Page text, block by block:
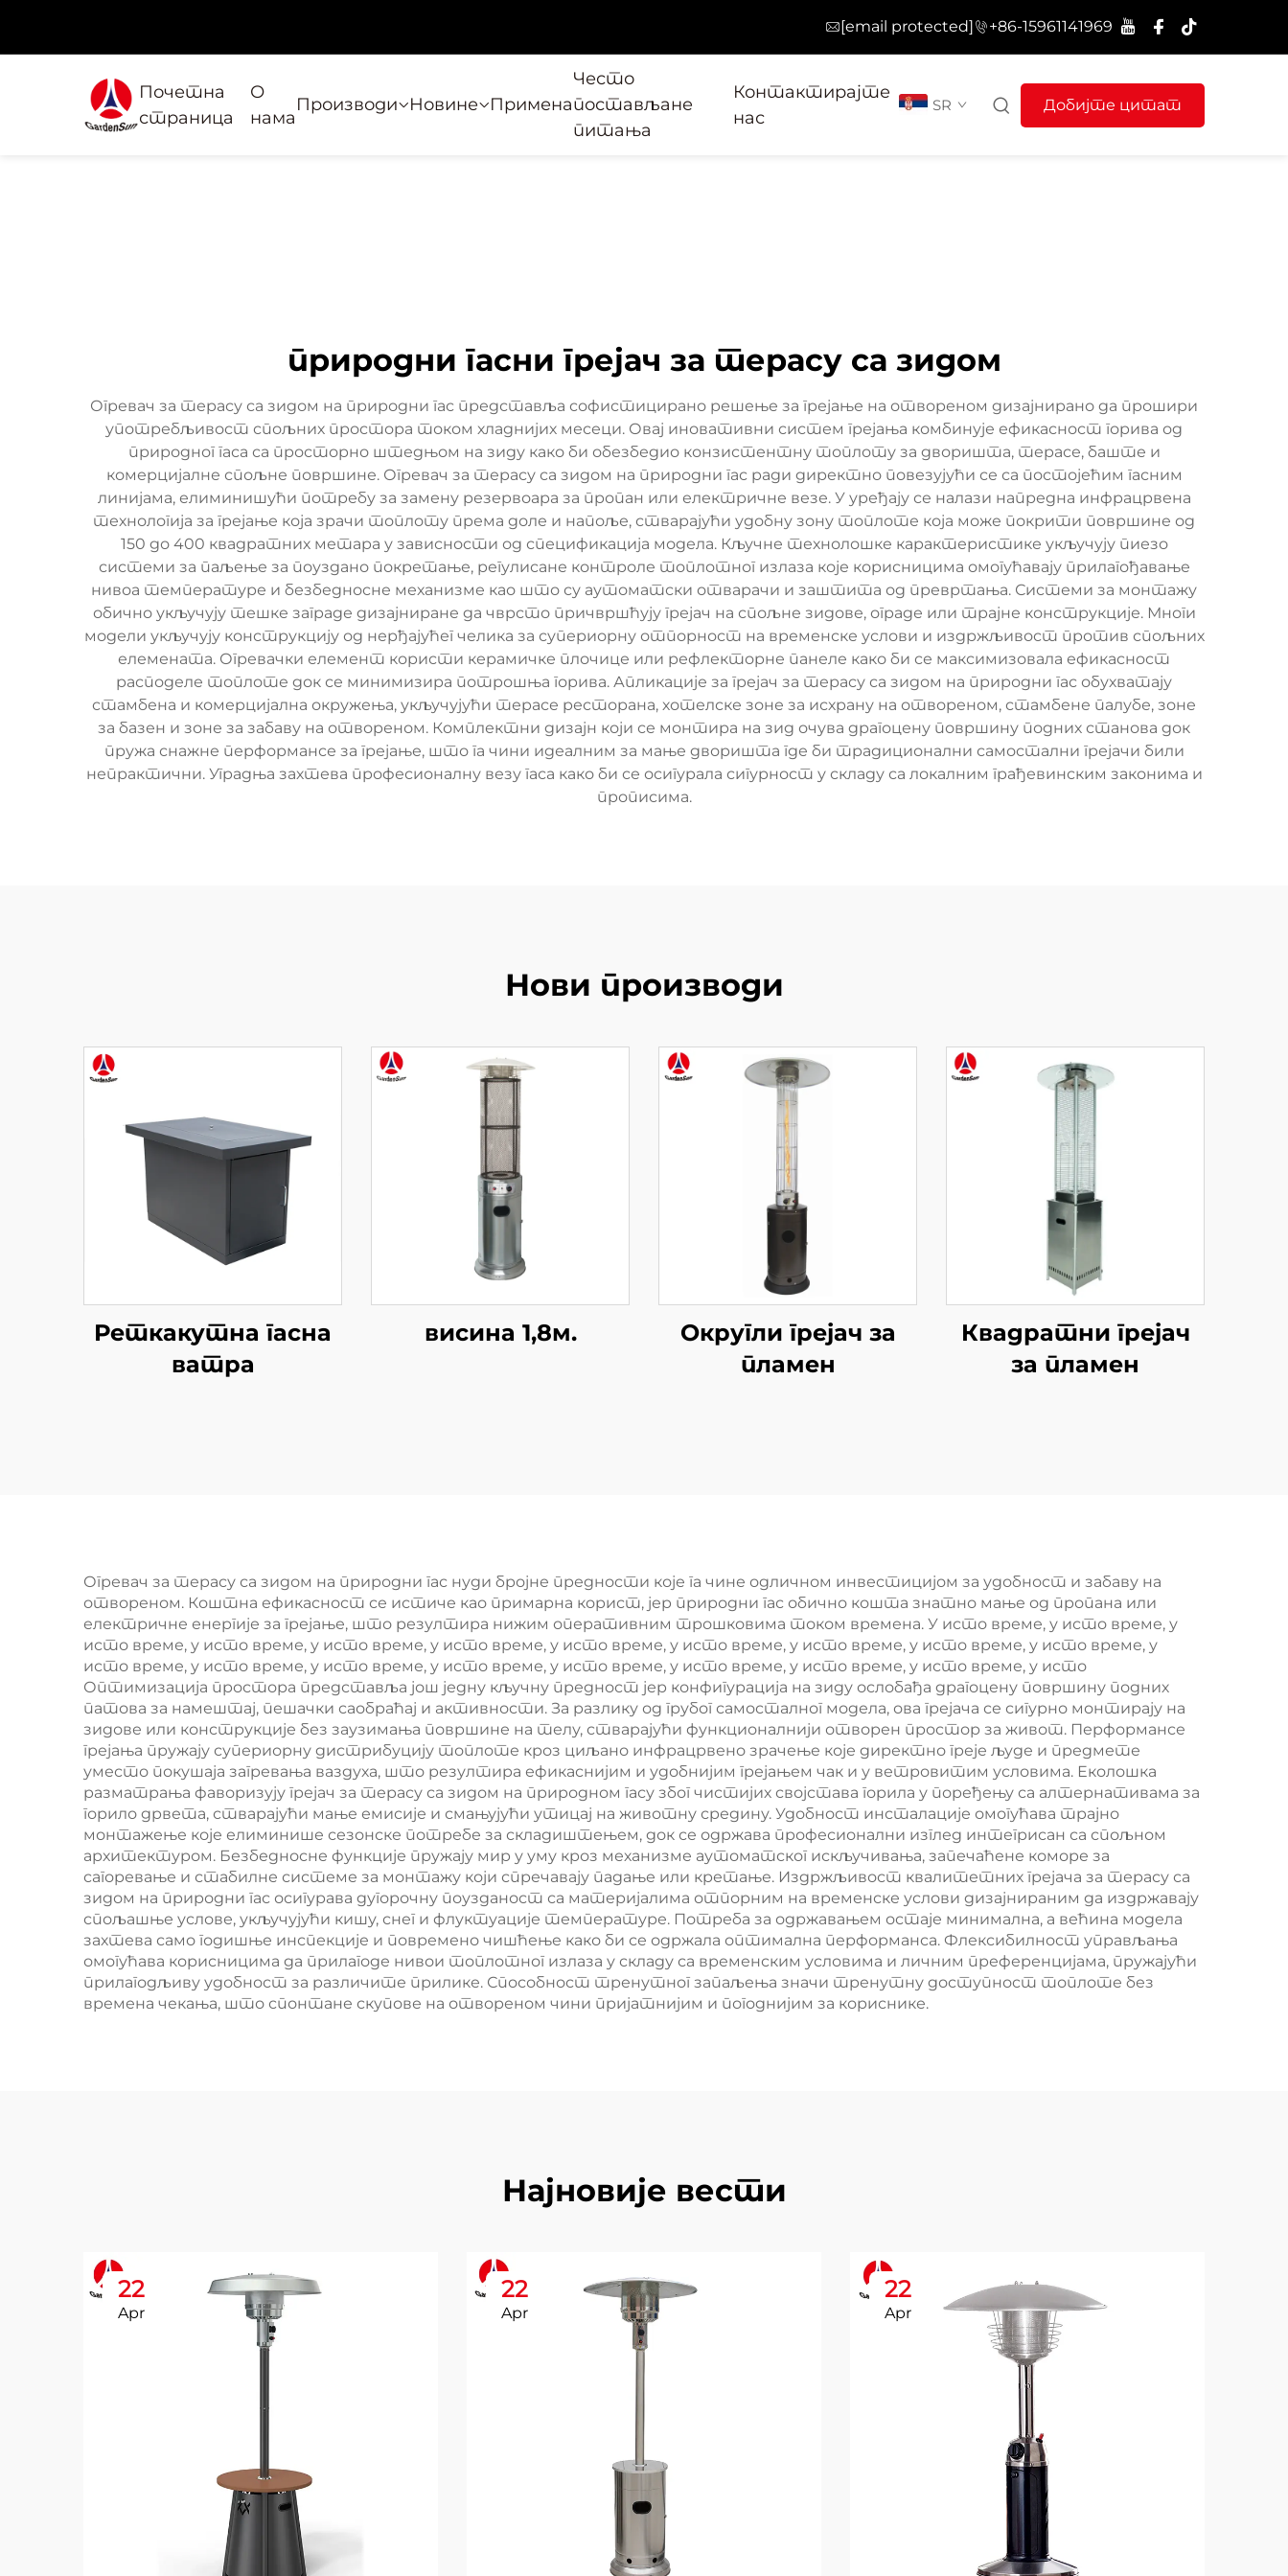
[email protected] +86-15961141969
Почетна
страница
О
нама
Производи Новине Примена
Често
постављане
питања
Контактирајте
нас
SR Добијте цитат
природни гасни грејач за терасу са зидом
Огревач за терасу са зидом на природни гас представља софистицирано решење за грејање на отвореном дизајнирано да прошири
употребљивост спољних простора током хладнијих месеци. Овај иновативни систем грејања комбинује ефикасност горива од
природног гаса са просторно штедњом на зиду како би обезбедио конзистентну топлоту за дворишта, терасе, баште и
комерцијалне спољне површине. Огревач за терасу са зидом на природни гас ради директно повезујући се са постојећим гасним
линијама, елиминишући потребу за замену резервоара за пропан или електричне везе. У уређају се налази напредна инфрацрвена
технологија за грејање која зрачи топлоту према доле и напоље, стварајући удобну зону топлоте која може покрити површине од
150 до 400 квадратних метара у зависности од спецификација модела. Кључне технолошке карактеристике укључују пиезо
системи за паљење за поуздано покретање, регулисане контроле топлотног излаза које корисницима омогућавају прилагођавање
нивоа температуре и безбедносне механизме као што су аутоматски отварачи и заштита од превртања. Системи за монтажу
обично укључују тешке заграде дизајниране да чврсто причвршћују грејач на спољне зидове, ограде или трајне конструкције. Многи
модели укључују конструкцију од нерђајућег челика за супериорну отпорност на временске услови и издржљивост против спољних
елемената. Огревачки елемент користи керамичке плочице или рефлекторне панеле како би се максимизовала ефикасност
расподеле топлоте док се минимизира потрошња горива. Апликације за грејач за терасу са зидом на природни гас обухватају
стамбена и комерцијална окружења, укључујући терасе ресторана, хотелске зоне за исхрану на отвореном, стамбене палубе, зоне
за базен и зоне за забаву на отвореном. Комплектни дизајн који се монтира на зид очува драгоцену површину подних станова док
пружа снажне перформансе за грејање, што га чини идеалним за мање дворишта где би традиционални самостални грејачи били
непрактични. Уградња захтева професионалну везу гаса како би се осигурала сигурност у складу са локалним грађевинским законима и
прописима.
Нови производи
Реткакутна гасна
ватра
висина 1,8м.
Округли грејач за
пламен
Квадратни грејач
за пламен
Огревач за терасу са зидом на природни гас нуди бројне предности које га чине одличном инвестицијом за удобност и забаву на
отвореном. Коштна ефикасност се истиче као примарна корист, јер природни гас обично кошта знатно мање од пропана или
електричне енергије за грејање, што резултира нижим оперативним трошковима током времена. У исто време, у исто време, у
исто време, у исто време, у исто време, у исто време, у исто време, у исто време, у исто време, у исто време, у исто време, у
исто време, у исто време, у исто време, у исто време, у исто време, у исто време, у исто време, у исто време, у исто
Оптимизација простора представља још једну кључну предност јер конфигурација на зиду ослобађа драгоцену површину подних
патова за намештај, пешачки саобраћај и активности. За разлику од грубог самосталног модела, ова грејача се сигурно монтирају на
зидове или конструкције без заузимања површине на телу, стварајући функционалнији отворен простор за живот. Перформансе
грејања пружају супериорну дистрибуцију топлоте кроз циљано инфрацрвено зрачење које директно греје људе и предмете
уместо покушаја загревања ваздуха, што резултира ефикаснијим и удобнијим грејањем чак и у ветровитим условима. Еколошка
разматрања фаворизују грејач за терасу са зидом на природном гасу због чистијих својстава горила у поређењу са алтернативама за
горило дрвета, стварајући мање емисије и смањујући утицај на животну средину. Удобност инсталације омогућава трајно
монтажење које елиминише сезонске потребе за складиштењем, док се одржава професионални изглед интегрисан са спољном
архитектуром. Безбедносне функције пружају мир у уму кроз механизме аутоматског искључивања, запечаћене коморе за
сагоревање и стабилне системе за монтажу који спречавају падање или кретање. Издржљивост квалитетних грејача за терасу са
зидом на природни гас осигурава дугорочну поузданост са материјалима отпорним на временске услови дизајнираним да издржавају
спољашње услове, укључујући кишу, снег и флуктуације температуре. Потреба за одржавањем остаје минимална, а већина модела
захтева само годишње инспекције и повремено чишћење како би се одржала оптимална перформанса. Флексибилност управљања
омогућава корисницима да прилагоде нивои топлотног излаза у складу са временским условима и личним преференцијама, пружајући
прилагодљиву удобност за различите прилике. Способност тренутног запаљења значи тренутну доступност топлоте без
времена чекања, што спонтане скупове на отвореном чини пријатнијим и погоднијим за кориснике.
Најновије вести
22
Apr
22
Apr
22
Apr